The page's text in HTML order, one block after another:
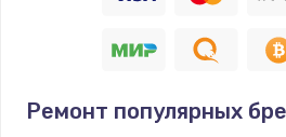
Ремонт популярных